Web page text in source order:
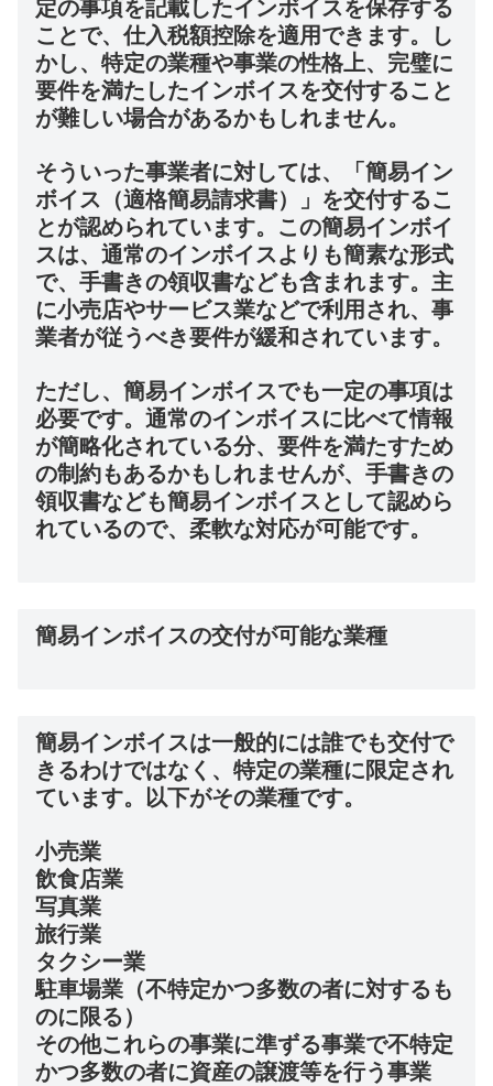
定の事項を記載したインボイスを保存する
ことで、仕入税額控除を適用できます。し
かし、特定の業種や事業の性格上、完璧に
要件を満たしたインボイスを交付すること
が難しい場合があるかもしれません。
そういった事業者に対しては、「簡易イン
ボイス（適格簡易請求書）」を交付するこ
とが認められています。この簡易インボイ
スは、通常のインボイスよりも簡素な形式
で、手書きの領収書なども含まれます。主
に小売店やサービス業などで利用され、事
業者が従うべき要件が緩和されています。
ただし、簡易インボイスでも一定の事項は
必要です。通常のインボイスに比べて情報
が簡略化されている分、要件を満たすため
の制約もあるかもしれませんが、手書きの
領収書なども簡易インボイスとして認めら
れているので、柔軟な対応が可能です。
簡易インボイスの交付が可能な業種
簡易インボイスは一般的には誰でも交付で
きるわけではなく、特定の業種に限定され
ています。以下がその業種です。
小売業
飲食店業
写真業
旅行業
タクシー業
駐車場業（不特定かつ多数の者に対するも
のに限る）
その他これらの事業に準ずる事業で不特定
かつ多数の者に資産の譲渡等を行う事業